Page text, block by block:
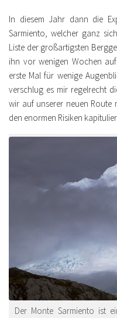
In diesem Jahr dann die
Sarmiento, welcher ganz
Liste der großartigsten
ihn vor wenigen Wochen
erste Mal für wenige
verschlug es mir regelrecht
wir auf unserer neuen Route
den enormen Risiken
Der Monte Sarmiento ist